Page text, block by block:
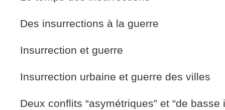
Des insurrections à la guerre
Insurrection et guerre
Insurrection urbaine et guerre des villes
Deux conflits “asymétriques” et “de basse